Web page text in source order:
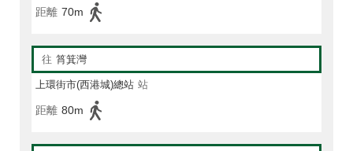
距離 70m
往 筲箕灣
上環街市(西港城)總站 站
距離 80m